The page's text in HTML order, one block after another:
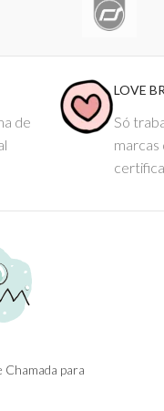
de
LOVE
Só
marcas
para